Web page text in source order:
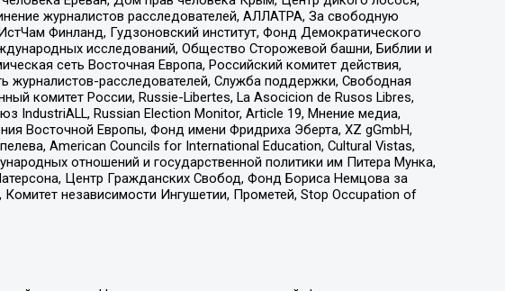
журналистов расследователей, АЛЛАТРА, За свободную
Финланд, Гудзоновский институт, Фонд Демократического
исследований, Общество Сторожевой башни, Библии и
сеть Восточная Европа, Российский комитет действия,
расследователей, Служба поддержки, Свободная
комитет России, Russie-Libertes, La Asocicion de Rusos Libres,
IndustriALL, Russian Election Monitor, Article 19, Мнение медиа,
Восточной Европы, Фонд имени Фридриха Эберта, XZ gGmbH,
American Councils for International Education, Cultural Vistas,
отношений и государственной политики им Питера Мунка,
Центр Гражданских Свобод, Фонд Бориса Немцова за
независимости Ингушетии, Прометей, Stop Occupation of